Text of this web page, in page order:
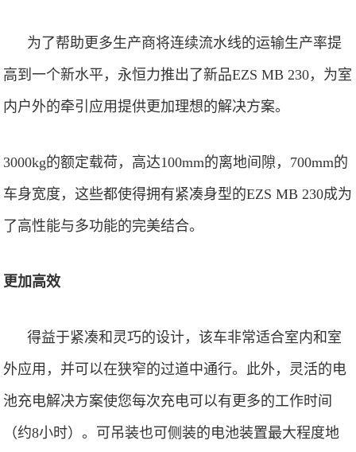
为了帮助更多生产商将连续流水线的运输生产率提
高到一个新水平，永恒力推出了新品EZS MB 230，为室
内户外的牵引应用提供更加理想的解决方案。
3000kg的额定载荷，高达100mm的离地间隙， 700mm的
车身宽度，这些都使得拥有紧凑身型的EZS MB 230成为
了高性能与多功能的完美结合。
更加高效
得益于紧凑和灵巧的设计，该车非常适合室内和室
外应用，并可以在狭窄的过道中通行。此外， 灵活的电
池充电解决方案使您每次充电可以有更多的工作时间
（约8小时）。可吊装也可侧装的电池装置最大程度地